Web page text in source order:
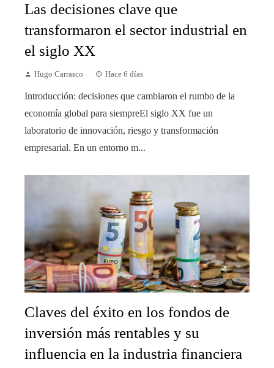
Las decisiones clave que
transformaron el sector industrial en
el siglo XX
Hugo Carrasco Hace 6 días
Introducción: decisiones que cambiaron el rumbo de la
economía global para siempreEl siglo XX fue un
laboratorio de innovación, riesgo y transformación
empresarial. En un entorno m...
Claves del éxito en los fondos de
inversión más rentables y su
influencia en la industria financiera